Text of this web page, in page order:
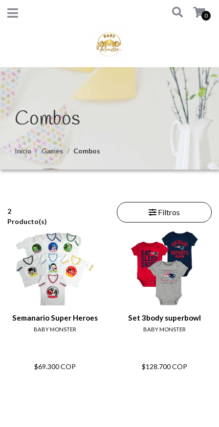
0
Combos
Inicio Games Combos
2
Producto(s)
Filtros
Semanario Super Heroes
BABY MONSTER
$69.300 COP
Set 3body superbowl
BABY MONSTER
$128.700 COP